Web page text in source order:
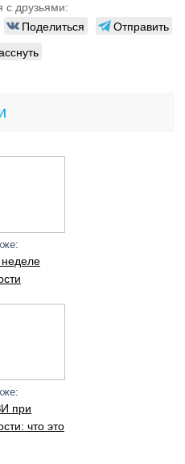
с друзьями:
Поделиться
Отправить
при
что это